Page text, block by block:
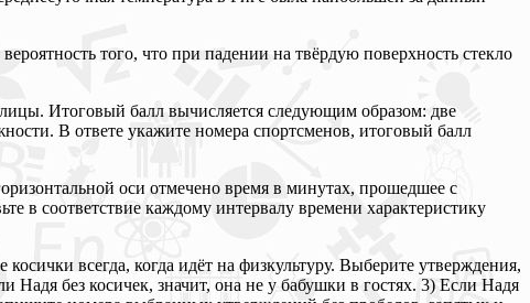
того, что при падении на твёрдую поверхность стекло
Итоговый балл вычисляется следующим образом: две
В ответе укажите номера спортсменов, итоговый балл
оси отмечено время в минутах, прошедшее с
в соответствие каждому интервалу времени характеристику
всегда, когда идёт на физкультуру. Выберите утверждения,
без косичек, значит, она не у бабушки в гостях. 3) Если Надя